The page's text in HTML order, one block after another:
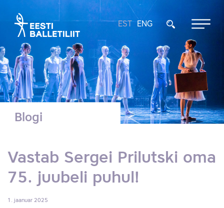
EST ENG
Blogi
Vastab Sergei Prilutski oma
75. juubeli puhul!
1. jaanuar 2025